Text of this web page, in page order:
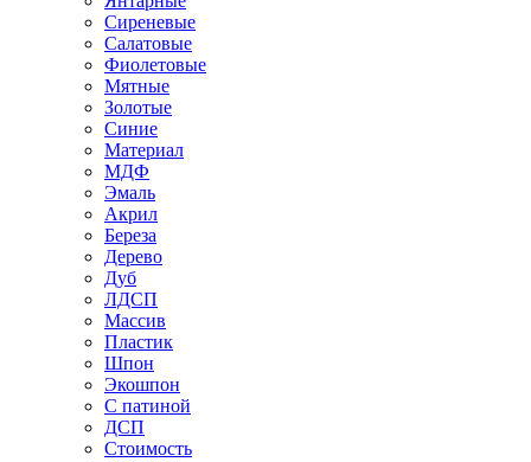
Сиреневые
Салатовые
Фиолетовые
Мятные
Золотые
Синие
Материал
МДФ
Эмаль
Акрил
Береза
Дерево
Дуб
ЛДСП
Массив
Пластик
Шпон
Экошпон
С патиной
ДСП
Стоимость